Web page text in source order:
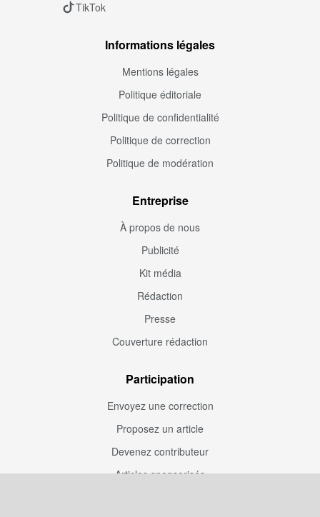
TikTok
Informations légales
Mentions légales
Politique éditoriale
Politique de confidentialité
Politique de correction
Politique de modération
Entreprise
À propos de nous
Publicité
Kit média
Rédaction
Presse
Couverture rédaction
Participation
Envoyez une correction
Proposez un article
Devenez contributeur
Articles sponsorisés